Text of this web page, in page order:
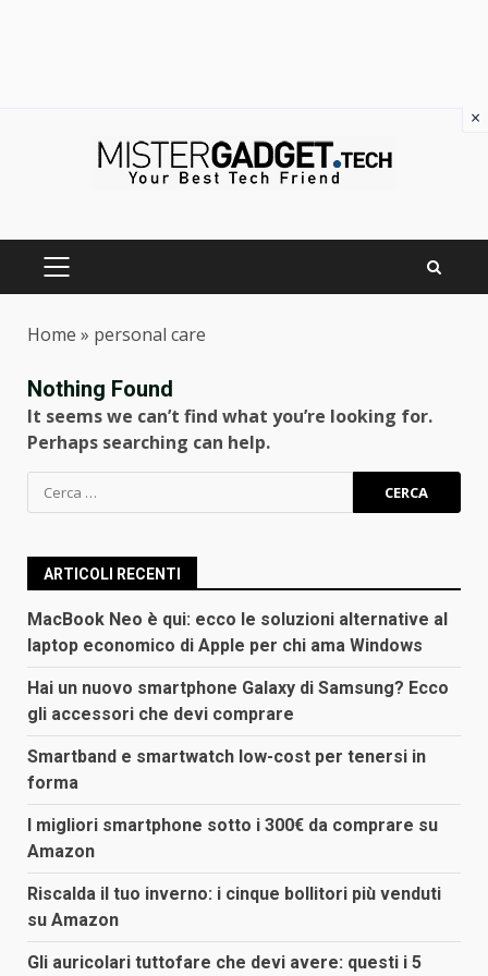
PRIMARY
Home » personal care
Nothing Found
It seems we can’t find what you’re looking for.
Perhaps searching can help.
Ricerca
per:
ARTICOLI RECENTI
MacBook Neo è qui: ecco le soluzioni alternative al
laptop economico di Apple per chi ama Windows
Hai un nuovo smartphone Galaxy di Samsung? Ecco
gli accessori che devi comprare
Smartband e smartwatch low-cost per tenersi in
forma
I migliori smartphone sotto i 300€ da comprare su
Amazon
Riscalda il tuo inverno: i cinque bollitori più venduti
su Amazon
Gli auricolari tuttofare che devi avere: questi i 5
×